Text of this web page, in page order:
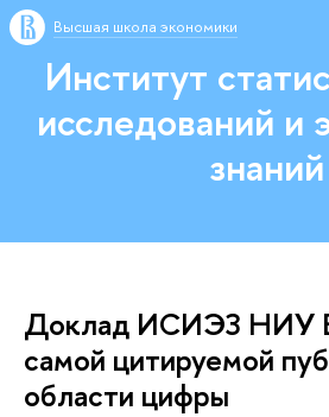
Высшая школа экономики
Институт
исследований и
знаний
Доклад ИСИЭЗ НИУ
самой цитируемой
области цифры